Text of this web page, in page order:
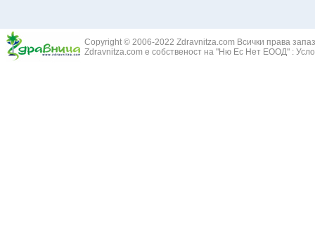
Copyright © 2006-2022 Zdravnitza.com Всички права
Zdravnitza.com е собственост на "Ню Ес Нет ЕООД" :